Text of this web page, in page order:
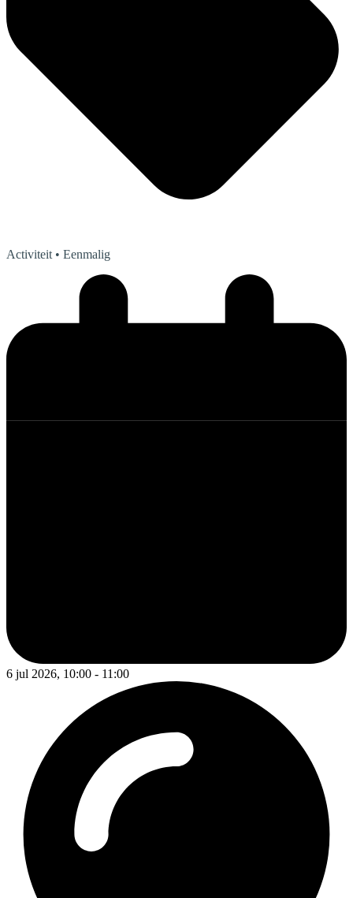
Activiteit • Eenmalig
6 jul 2026, 10:00 - 11:00